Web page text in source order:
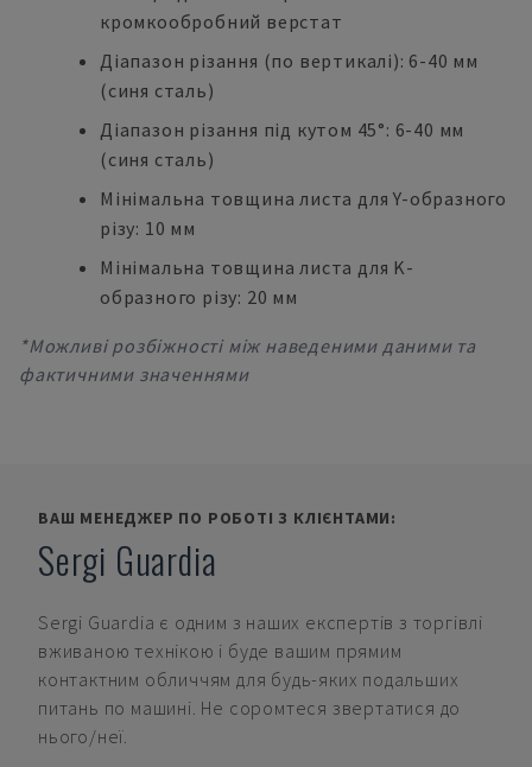
кромкообробний верстат
Діапазон різання (по вертикалі): 6-40 мм
(синя сталь)
Діапазон різання під кутом 45°: 6-40 мм
(синя сталь)
Мінімальна товщина листа для Y-образного
різу: 10 мм
Мінімальна товщина листа для K-
образного різу: 20 мм
*Можливі розбіжності між наведеними даними та
фактичними значеннями
ВАШ МЕНЕДЖЕР ПО РОБОТІ З КЛІЄНТАМИ:
Sergi Guardia
Sergi Guardia є одним з наших експертів з торгівлі
вживаною технікою і буде вашим прямим
контактним обличчям для будь-яких подальших
питань по машині. Не соромтеся звертатися до
нього/неї.